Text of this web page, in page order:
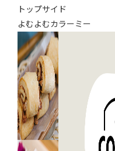
トップサイド
よむよむカラーミー